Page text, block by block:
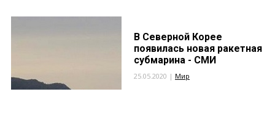
В Северной Корее
появилась новая ракетная
субмарина - СМИ
25.05.2020 | Мир